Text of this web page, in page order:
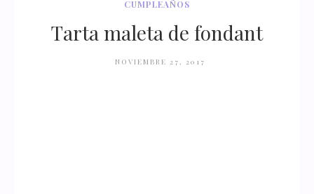
CUMPLEAÑOS
Tarta maleta de fondant
NOVIEMBRE 27, 2017